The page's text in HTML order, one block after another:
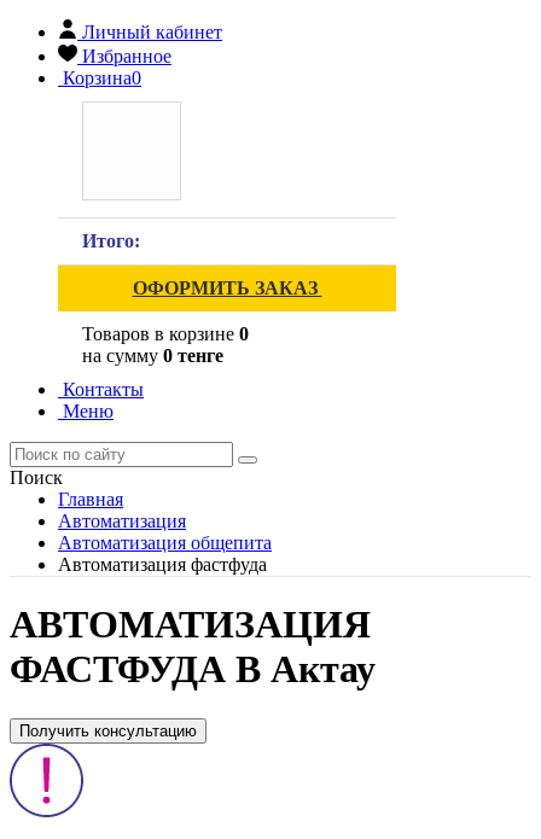
Личный кабинет
Избранное
Корзина0
Итого:
ОФОРМИТЬ ЗАКАЗ
Товаров в корзине 0
на сумму 0 тенге
Контакты
Меню
Поиск
Главная
Автоматизация
Автоматизация общепита
Автоматизация фастфуда
АВТОМАТИЗАЦИЯ
ФАСТФУДА В Актау
Получить консультацию